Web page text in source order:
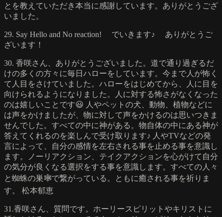
とを教えていただき本当に感謝しています。ありがとうござ
いました。
29. Say Hello and No reaction! でいきます♪ ありがとうご
ざいます！
30. 香咲さん、ありがとうございました。道で通り過ぎるだ
けの多くの方々に毎日ハローをしています。今まで人が怖く
て人目をさけていました。ハローをはじめてから、人に目を
向けられるようになりました。人に対する怖さがなくなった
のは嬉しいことです😃 人やペットの犬、動物、植物などに
は声をかけましたが、物に対して声をかけるのは思いつきま
せんでした。すべての中に神がある。物自体の中にある神が
答えてくれるのを楽しんで受け取ります♪ 人やTVなどの発
言によって、自分の感情を左右される事を止める事を意識し
ます。ノーリアクション、テイクアクションを心がけて自分
の気分が良くなる選択をする事を意識します。すべての人々
と蜘蛛の巣🕸で繋がっている。ともに癒される事を祈りま
す。 松本郁恵
31.香咲さん、質問です。ホーリースピリットやキリストに